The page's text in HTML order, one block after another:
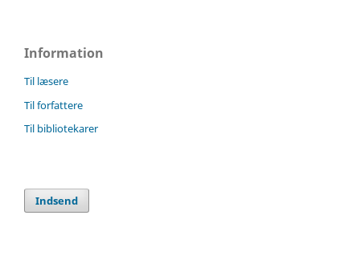
Information
Til læsere
Til forfattere
Til bibliotekarer
Indsend